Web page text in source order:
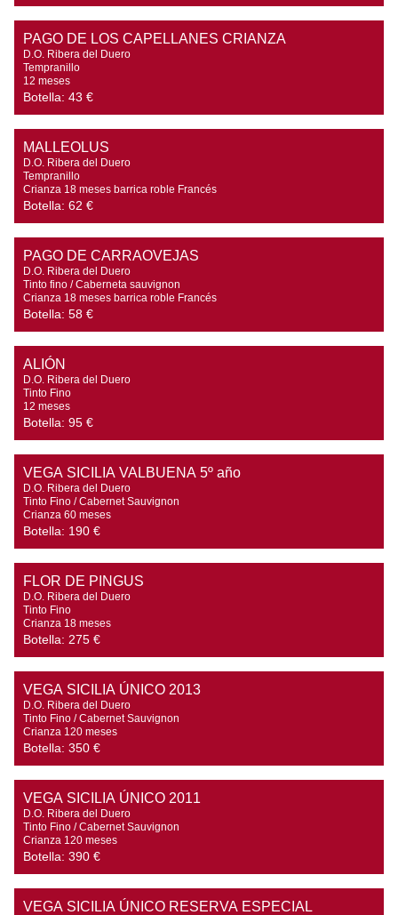
PAGO DE LOS CAPELLANES CRIANZA
D.O. Ribera del Duero
Tempranillo
12 meses
Botella: 43 €
MALLEOLUS
D.O. Ribera del Duero
Tempranillo
Crianza 18 meses barrica roble Francés
Botella: 62 €
PAGO DE CARRAOVEJAS
D.O. Ribera del Duero
Tinto fino / Caberneta sauvignon
Crianza 18 meses barrica roble Francés
Botella: 58 €
ALIÓN
D.O. Ribera del Duero
Tinto Fino
12 meses
Botella: 95 €
VEGA SICILIA VALBUENA 5º año
D.O. Ribera del Duero
Tinto Fino / Cabernet Sauvignon
Crianza 60 meses
Botella: 190 €
FLOR DE PINGUS
D.O. Ribera del Duero
Tinto Fino
Crianza 18 meses
Botella: 275 €
VEGA SICILIA ÚNICO 2013
D.O. Ribera del Duero
Tinto Fino / Cabernet Sauvignon
Crianza 120 meses
Botella: 350 €
VEGA SICILIA ÚNICO 2011
D.O. Ribera del Duero
Tinto Fino / Cabernet Sauvignon
Crianza 120 meses
Botella: 390 €
VEGA SICILIA ÚNICO RESERVA ESPECIAL